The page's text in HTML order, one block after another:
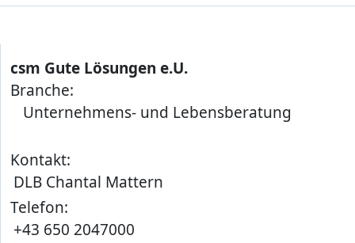
csm Gute Lösungen e.U.
Branche:
Unternehmens- und Lebensberatung
Kontakt:
DLB Chantal Mattern
Telefon:
+43 650 2047000